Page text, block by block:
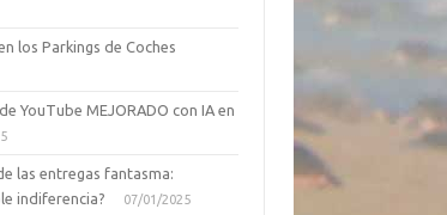
los Parkings de Coches
YouTube MEJORADO con IA en
las entregas fantasma:
indiferencia?
07/01/2025